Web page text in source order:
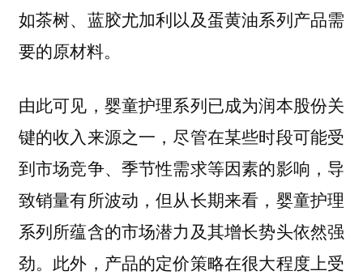
如茶树、蓝胶尤加利以及蛋黄油系列产品需
要的原材料。
由此可见，婴童护理系列已成为润本股份关
键的收入来源之一，尽管在某些时段可能受
到市场竞争、季节性需求等因素的影响，导
致销量有所波动，但从长期来看，婴童护理
系列所蕴含的市场潜力及其增长势头依然强
劲。此外，产品的定价策略在很大程度上受